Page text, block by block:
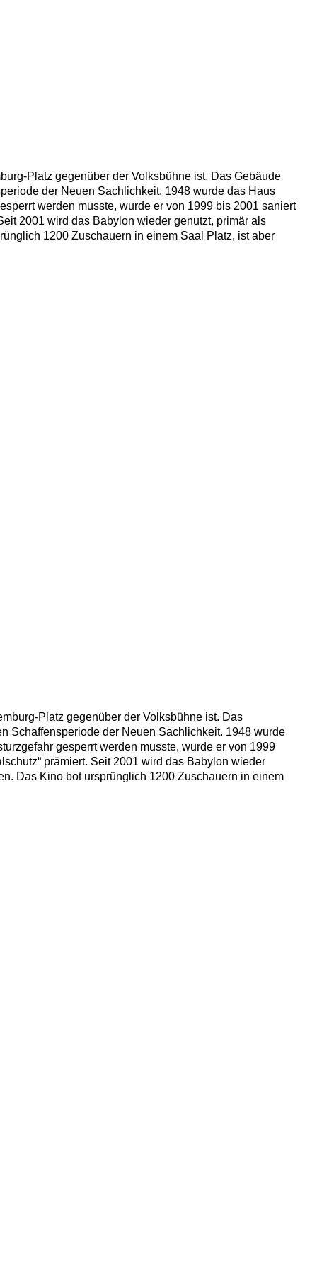
Platz gegenüber der Volksbühne ist. Das Gebäude
der Neuen Sachlichkeit. 1948 wurde das Haus
werden musste, wurde er von 1999 bis 2001 saniert
2001 wird das Babylon wieder genutzt, primär als
1200 Zuschauern in einem Saal Platz, ist aber
Platz gegenüber der Volksbühne ist. Das
Schaffensperiode der Neuen Sachlichkeit. 1948 wurde
gesperrt werden musste, wurde er von 1999
prämiert. Seit 2001 wird das Babylon wieder
Das Kino bot ursprünglich 1200 Zuschauern in einem